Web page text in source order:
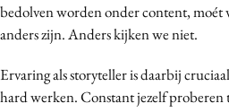
bedolven worden onder content, moét
anders zijn. Anders kijken we niet.
Ervaring als storyteller is daarbij
hard werken. Constant jezelf proberen